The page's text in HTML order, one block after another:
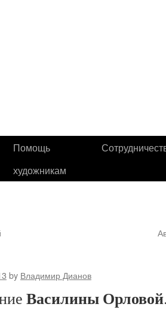
Помощь
художникам
by Владимир Дианов
Василины Орловой